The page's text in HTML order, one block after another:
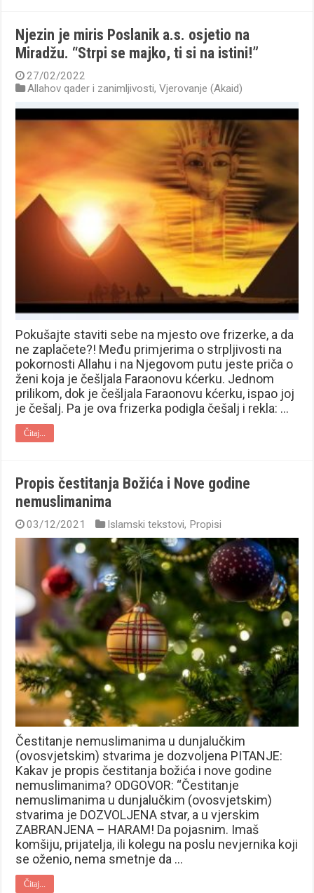
Njezin je miris Poslanik a.s. osjetio na
Miradžu. “Strpi se majko, ti si na istini!”
27/02/2022
Allahov qader i zanimljivosti,Vjerovanje (Akaid)
Pokušajte staviti sebe na mjesto ove frizerke, a da
ne zaplačete?! Među primjerima o strpljivosti na
pokornosti Allahu i na Njegovom putu jeste priča o
ženi koja je češljala Faraonovu kćerku. Jednom
prilikom, dok je češljala Faraonovu kćerku, ispao joj
je češalj. Pa je ova frizerka podigla češalj i rekla: …
Čitaj...
Propis čestitanja Božića i Nove godine
nemuslimanima
03/12/2021 Islamski tekstovi, Propisi
Čestitanje nemuslimanima u dunjalučkim
(ovosvjetskim) stvarima je dozvoljena PITANJE:
Kakav je propis čestitanja božića i nove godine
nemuslimanima? ODGOVOR: “Čestitanje
nemuslimanima u dunjalučkim (ovosvjetskim)
stvarima je DOZVOLJENA stvar, a u vjerskim
ZABRANJENA – HARAM! Da pojasnim. Imaš
komšiju, prijatelja, ili kolegu na poslu nevjernika koji
se oženio, nema smetnje da …
Čitaj...